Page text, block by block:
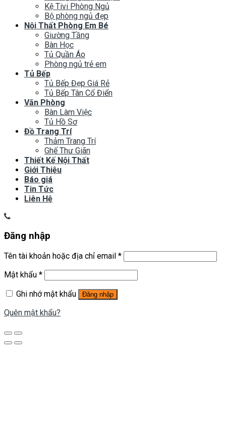
Kệ Tivi Phòng Ngủ
Bộ phòng ngủ đẹp
Nội Thất Phòng Em Bé
Giường Tầng
Bàn Học
Tủ Quần Áo
Phòng ngủ trẻ em
Tủ Bếp
Tủ Bếp Đẹp Giá Rẻ
Tủ Bếp Tân Cổ Điển
Văn Phòng
Bàn Làm Việc
Tủ Hồ Sơ
Đồ Trang Trí
Thảm Trang Trí
Ghế Thư Giãn
Thiết Kế Nội Thất
Giới Thiệu
Báo giá
Tin Tức
Liên Hệ
Đăng nhập
Tên tài khoản hoặc địa chỉ email *
Mật khẩu *
Ghi nhớ mật khẩu
Đăng nhập
Quên mật khẩu?